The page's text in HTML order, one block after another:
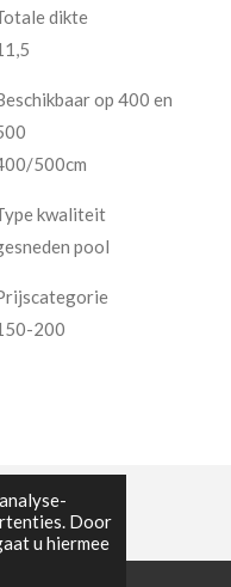
Door
u hiermee
dikte
op 400 en
500cm
kwaliteit
pool
200